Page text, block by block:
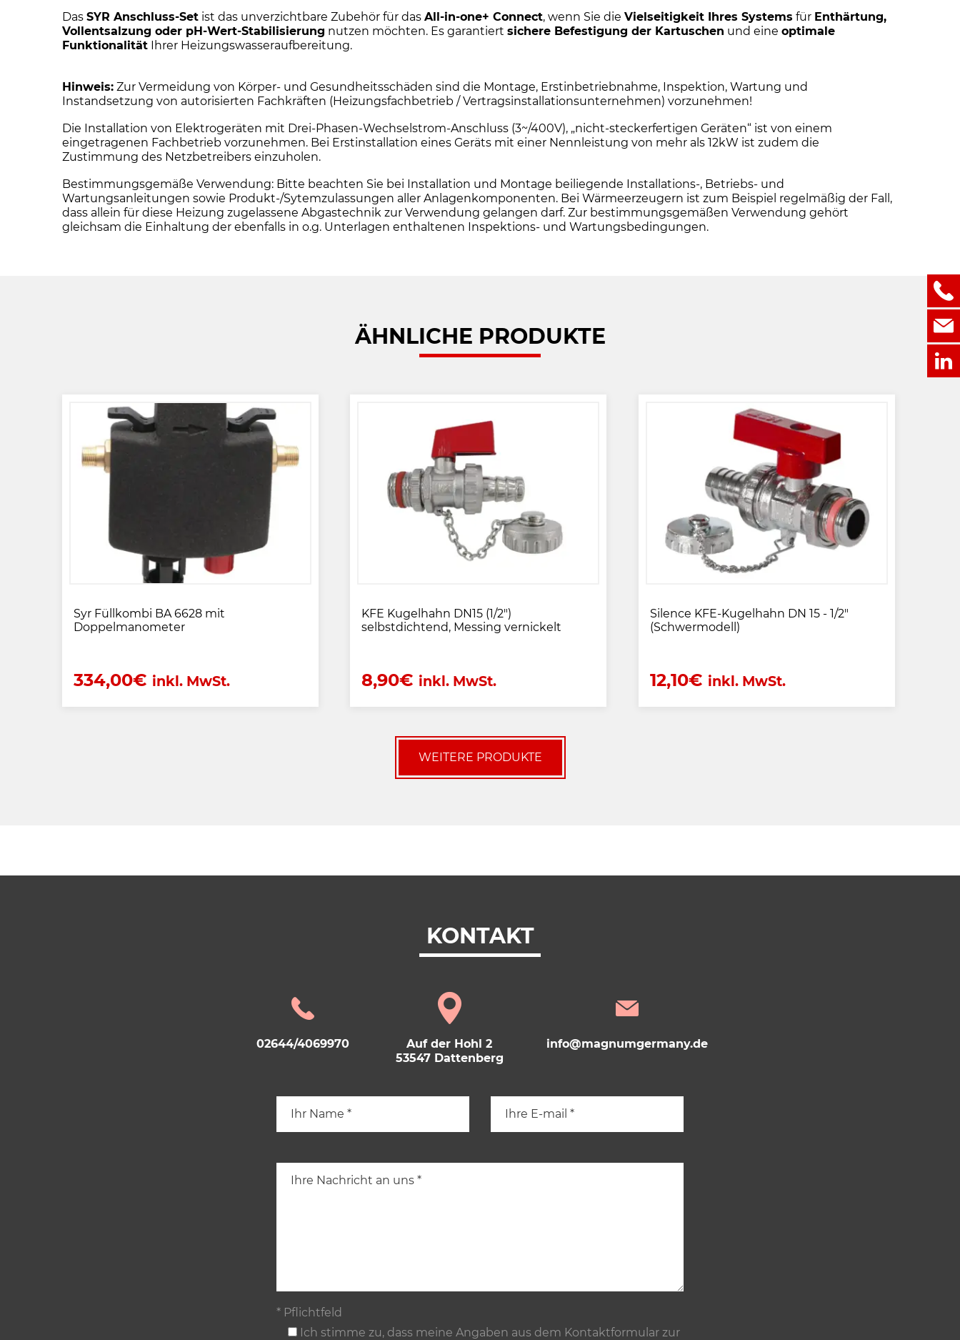
Das SYR Anschluss-Set ist das unverzichtbare Zubehör für das All-in-one+ Connect, wenn Sie die Vielseitigkeit Ihres Systems für Enthärtung,
Vollentsalzung oder pH-Wert-Stabilisierung nutzen möchten. Es garantiert sichere Befestigung der Kartuschen und eine optimale
Funktionalität Ihrer Heizungswasseraufbereitung.
Hinweis: Zur Vermeidung von Körper- und Gesundheitsschäden sind die Montage, Erstinbetriebnahme, Inspektion, Wartung und
Instandsetzung von autorisierten Fachkräften (Heizungsfachbetrieb / Vertragsinstallationsunternehmen) vorzunehmen!
Die Installation von Elektrogeräten mit Drei-Phasen-Wechselstrom-Anschluss (3~/400V), „nicht-steckerfertigen Geräten“ ist von einem
eingetragenen Fachbetrieb vorzunehmen. Bei Erstinstallation eines Geräts mit einer Nennleistung von mehr als 12kW ist zudem die
Zustimmung des Netzbetreibers einzuholen.
Bestimmungsgemäße Verwendung: Bitte beachten Sie bei Installation und Montage beiliegende Installations-, Betriebs- und
Wartungsanleitungen sowie Produkt-/Sytemzulassungen aller Anlagenkomponenten. Bei Wärmeerzeugern ist zum Beispiel regelmäßig der Fall,
dass allein für diese Heizung zugelassene Abgastechnik zur Verwendung gelangen darf. Zur bestimmungsgemäßen Verwendung gehört
gleichsam die Einhaltung der ebenfalls in o.g. Unterlagen enthaltenen Inspektions- und Wartungsbedingungen.
ÄHNLICHE PRODUKTE
Syr Füllkombi BA 6628 mit
Doppelmanometer
334,00€ inkl. MwSt.
KFE Kugelhahn DN15 (1/2")
selbstdichtend, Messing vernickelt
8,90€ inkl. MwSt.
Silence KFE-Kugelhahn DN 15 - 1/2"
(Schwermodell)
12,10€ inkl. MwSt.
WEITERE PRODUKTE
KONTAKT
02644/4069970
Auf der Hohl 2
53547 Dattenberg
info@magnumgermany.de
* Pflichtfeld
Ich stimme zu, dass meine Angaben aus dem Kontaktformular zur